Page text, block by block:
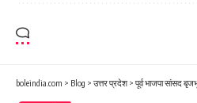
boleindia.com > Blog > उत्तर प्रदेश> पूर्व भाजपा सांसद बृजभूषण